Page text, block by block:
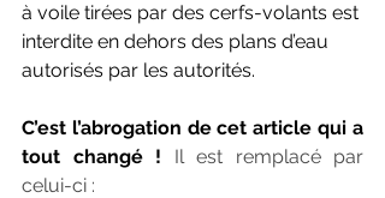
à voile tirées par des cerfs-volants est
interdite en dehors des plans d’eau
autorisés par les autorités.
C’est l’abrogation de cet article qui a
tout changé ! Il est remplacé par
celui-ci :